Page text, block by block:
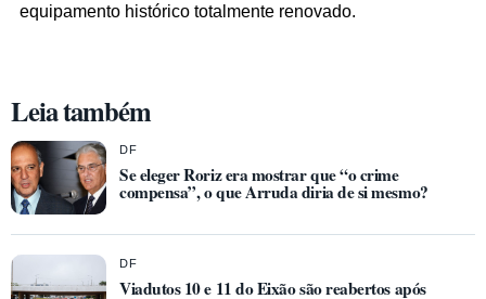
equipamento histórico totalmente renovado.
Leia também
DF
Se eleger Roriz era mostrar que “o crime
compensa”, o que Arruda diria de si mesmo?
DF
Viadutos 10 e 11 do Eixão são reabertos após